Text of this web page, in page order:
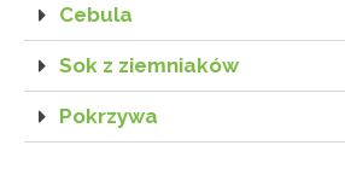
Cebula
Sok z ziemniaków
Pokrzywa